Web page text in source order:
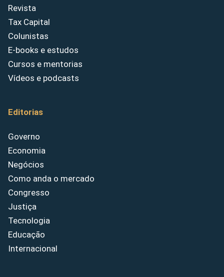
Revista
Tax Capital
Colunistas
E-books e estudos
Cursos e mentorias
Vídeos e podcasts
Editorias
Governo
Economia
Negócios
Como anda o mercado
Congresso
Justiça
Tecnologia
Educação
Internacional